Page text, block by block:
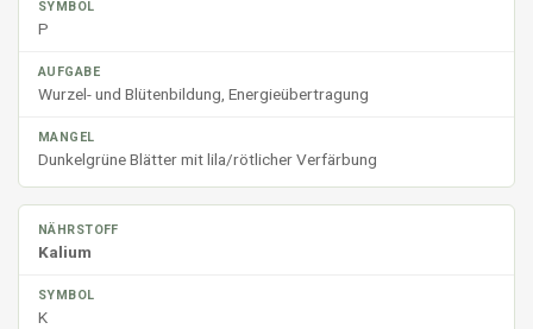
P
Wurzel- und Blütenbildung, Energieübertragung
Dunkelgrüne Blätter mit lila/rötlicher Verfärbung
Kalium
K